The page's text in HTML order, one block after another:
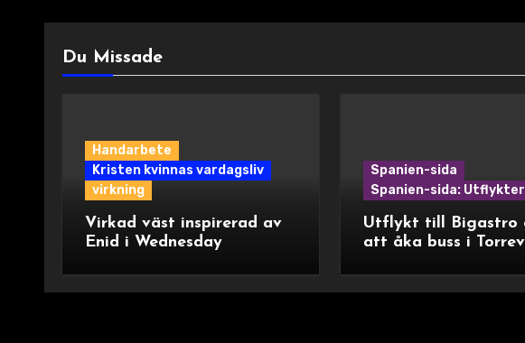
Du Missade
Handarbete
Kristen kvinnas vardagsliv
virkning
Virkad väst inspirerad av
Enid i Wednesday
Spanien-sida
Spanien-sida: Utflykter
Utflykt till Bigastro
att åka buss i